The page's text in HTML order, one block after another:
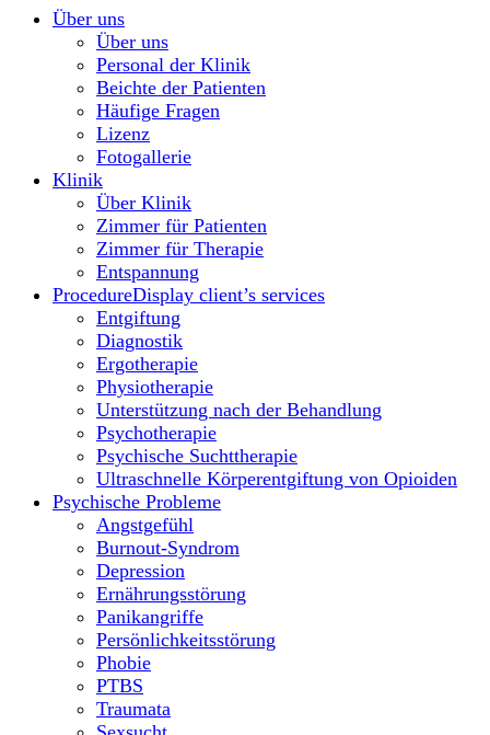
Über uns
Über uns
Personal der Klinik
Beichte der Patienten
Häufige Fragen
Lizenz
Fotogallerie
Klinik
Über Klinik
Zimmer für Patienten
Zimmer für Therapie
Entspannung
ProcedureDisplay client’s services
Entgiftung
Diagnostik
Ergotherapie
Physiotherapie
Unterstützung nach der Behandlung
Psychotherapie
Psychische Suchttherapie
Ultraschnelle Körperentgiftung von Opioiden
Psychische Probleme
Angstgefühl
Burnout-Syndrom
Depression
Ernährungsstörung
Panikangriffe
Persönlichkeitsstörung
Phobie
PTBS
Traumata